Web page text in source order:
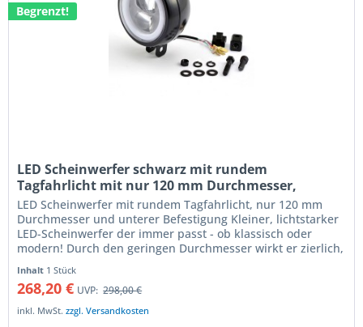
Begrenzt!
LED Scheinwerfer schwarz mit rundem
Tagfahrlicht mit nur 120 mm Durchmesser,
Befestigung unten
LED Scheinwerfer mit rundem Tagfahrlicht, nur 120 mm
Durchmesser und unterer Befestigung Kleiner, lichtstarker
LED-Scheinwerfer der immer passt - ob klassisch oder
modern! Durch den geringen Durchmesser wirkt er zierlich,
Inhalt 1 Stück
268,20 € UVP: 298,00 €
inkl. MwSt.zzgl. Versandkosten